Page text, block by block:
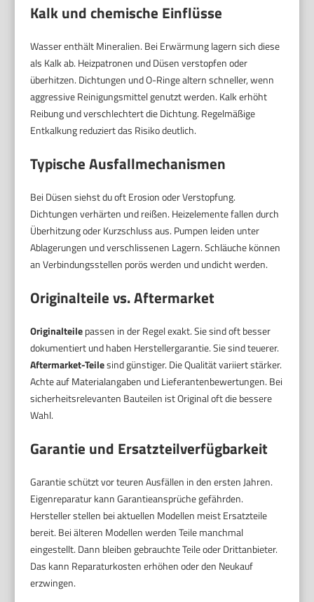
Kalk und chemische Einflüsse
Wasser enthält Mineralien. Bei Erwärmung lagern sich diese
als Kalk ab. Heizpatronen und Düsen verstopfen oder
überhitzen. Dichtungen und O-Ringe altern schneller, wenn
aggressive Reinigungsmittel genutzt werden. Kalk erhöht
Reibung und verschlechtert die Dichtung. Regelmäßige
Entkalkung reduziert das Risiko deutlich.
Typische Ausfallmechanismen
Bei Düsen siehst du oft Erosion oder Verstopfung.
Dichtungen verhärten und reißen. Heizelemente fallen durch
Überhitzung oder Kurzschluss aus. Pumpen leiden unter
Ablagerungen und verschlissenen Lagern. Schläuche können
an Verbindungsstellen porös werden und undicht werden.
Originalteile vs. Aftermarket
Originalteilepassen in der Regel exakt. Sie sind oft besser
dokumentiert und haben Herstellergarantie. Sie sind teuerer.
Aftermarket-Teilesind günstiger. Die Qualität variiert stärker.
Achte auf Materialangaben und Lieferantenbewertungen. Bei
sicherheitsrelevanten Bauteilen ist Original oft die bessere
Wahl.
Garantie und Ersatzteilverfügbarkeit
Garantie schützt vor teuren Ausfällen in den ersten Jahren.
Eigenreparatur kann Garantieansprüche gefährden.
Hersteller stellen bei aktuellen Modellen meist Ersatzteile
bereit. Bei älteren Modellen werden Teile manchmal
eingestellt. Dann bleiben gebrauchte Teile oder Drittanbieter.
Das kann Reparaturkosten erhöhen oder den Neukauf
erzwingen.